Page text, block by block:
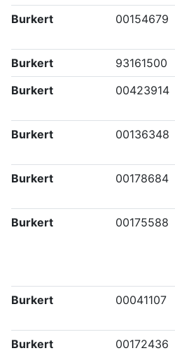
Burkert 00154679
Burkert 93161500
Burkert
00423914
Burkert 00136348
Burkert 00178684
Burkert 00175588
Burkert 00041107
Burkert 00172436